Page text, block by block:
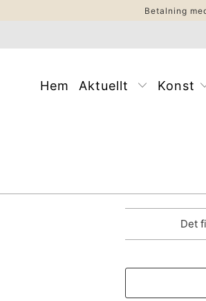
Betalning
Hem Aktuellt Konst
Det